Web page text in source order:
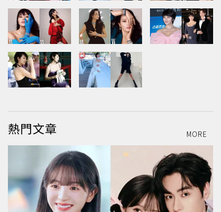
熱門文章 MORE